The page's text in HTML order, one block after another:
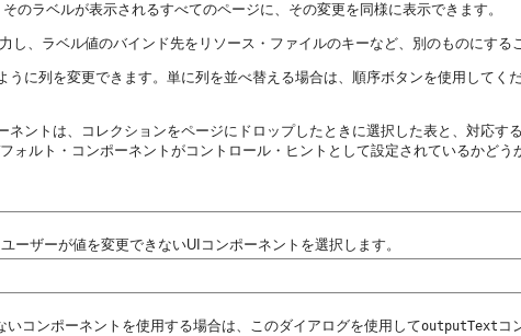
のラベルが表示されるすべてのページに、その変更を同様に表示できます。
、ラベル値のバインド先をリソース・ファイルのキーなど、別のものにする
に列を変更できます。単に列を並べ替える場合は、順序ボタンを使用してく
ントは、コレクションをページにドロップしたときに選択した表と、対応す
ォルト・コンポーネントがコントロール・ヒントとして設定されているかど
ーザーが値を変更できないUIコンポーネントを選択します。
いコンポーネントを使用する場合は、このダイアログを使用してoutputText コ